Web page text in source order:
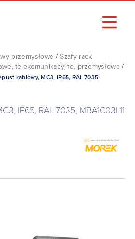
przemysłowe /Szafy rack
telekomunikacyjne, przemysłowe /
kablowy, MC3, IP65, RAL 7035,
IP65, RAL 7035, MBA1C03L11